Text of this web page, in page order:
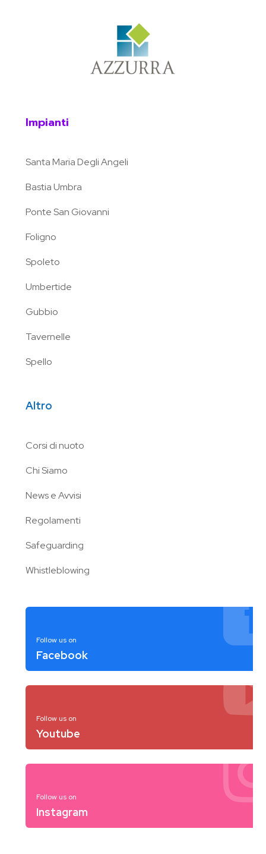
Impianti
Santa Maria Degli Angeli
Bastia Umbra
Ponte San Giovanni
Foligno
Spoleto
Umbertide
Gubbio
Tavernelle
Spello
Altro
Corsi di nuoto
Chi Siamo
News e Avvisi
Regolamenti
Safeguarding
Whistleblowing
Follow us on
Facebook
Follow us on
Youtube
Follow us on
Instagram